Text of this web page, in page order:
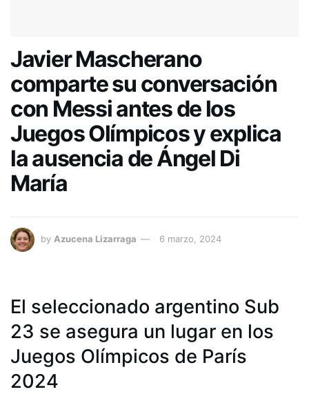
Javier Mascherano
comparte su conversación
con Messi antes de los
Juegos Olímpicos y explica
la ausencia de Ángel Di
María
by Azucena Lizarraga 6 marzo, 2024
El seleccionado argentino Sub
23 se asegura un lugar en los
Juegos Olímpicos de París
2024